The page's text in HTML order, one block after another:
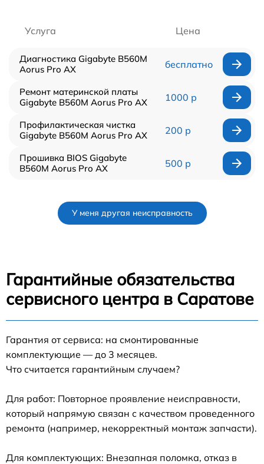
Услуга Цена
Диагностика Gigabyte B560M
Aorus Pro AX
бесплатно
Ремонт материнской платы
Gigabyte B560M Aorus Pro AX
1000 р
Профилактическая чистка
Gigabyte B560M Aorus Pro AX
200 р
Прошивка BIOS Gigabyte
B560M Aorus Pro AX
500 р
У меня другая неисправность
Гарантийные обязательства
сервисного центра в Саратове
Гарантия от сервиса: на смонтированные
комплектующие — до 3 месяцев.
Что считается гарантийным случаем?
Для работ: Повторное проявление неисправности,
который напрямую связан с качеством проведенного
ремонта (например, некорректный монтаж запчасти).
Для комплектующих: Внезапная поломка, отказ в